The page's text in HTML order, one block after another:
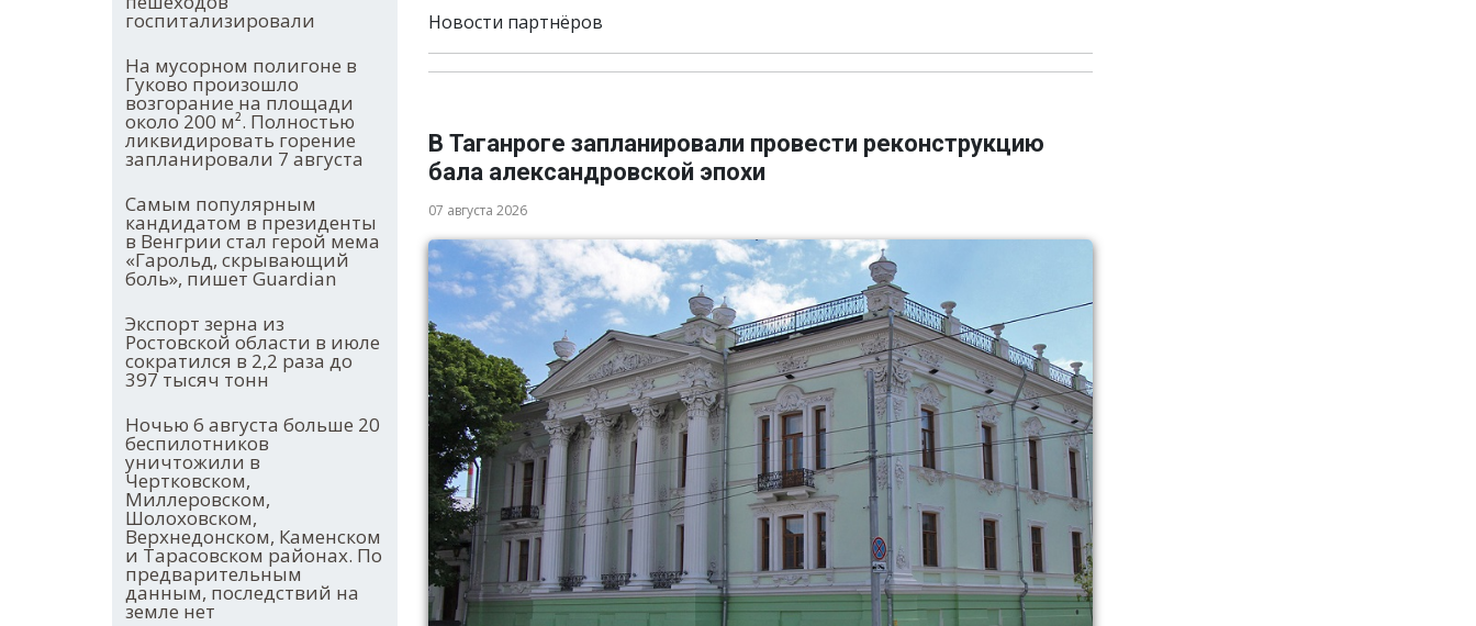
госпитализировали
На мусорном полигоне в
Гуково произошло
возгорание на площади
около 200 м². Полностью
ликвидировать горение
запланировали 7 августа
Самым популярным
кандидатом в президенты
в Венгрии стал герой мема
«Гарольд, скрывающий
боль», пишет Guardian
Экспорт зерна из
Ростовской области в июле
сократился в 2,2 раза до
397 тысяч тонн
Ночью 6 августа больше 20
беспилотников
уничтожили в
Чертковском,
Миллеровском,
Шолоховском,
Верхнедонском, Каменском
и Тарасовском районах. По
предварительным
данным, последствий на
земле нет
Новости партнёров
В Таганроге запланировали провести реконструкцию
бала александровской эпохи
07 августа 2026